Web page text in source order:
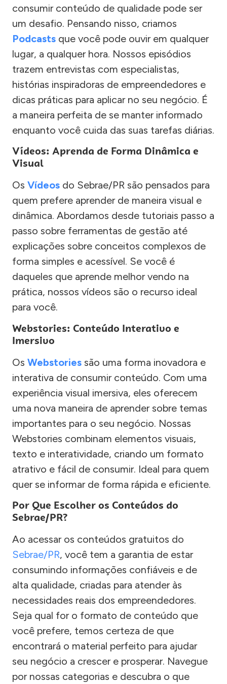
consumir conteúdo de qualidade pode ser
um desafio. Pensando nisso, criamos
Podcasts que você pode ouvir em qualquer
lugar, a qualquer hora. Nossos episódios
trazem entrevistas com especialistas,
histórias inspiradoras de empreendedores e
dicas práticas para aplicar no seu negócio. É
a maneira perfeita de se manter informado
enquanto você cuida das suas tarefas diárias.
Vídeos: Aprenda de Forma Dinâmica e
Visual
Os Vídeos do Sebrae/PR são pensados para
quem prefere aprender de maneira visual e
dinâmica. Abordamos desde tutoriais passo a
passo sobre ferramentas de gestão até
explicações sobre conceitos complexos de
forma simples e acessível. Se você é
daqueles que aprende melhor vendo na
prática, nossos vídeos são o recurso ideal
para você.
Webstories: Conteúdo Interativo e
Imersivo
Os Webstories são uma forma inovadora e
interativa de consumir conteúdo. Com uma
experiência visual imersiva, eles oferecem
uma nova maneira de aprender sobre temas
importantes para o seu negócio. Nossas
Webstories combinam elementos visuais,
texto e interatividade, criando um formato
atrativo e fácil de consumir. Ideal para quem
quer se informar de forma rápida e eficiente.
Por Que Escolher os Conteúdos do
Sebrae/PR?
Ao acessar os conteúdos gratuitos do
Sebrae/PR, você tem a garantia de estar
consumindo informações confiáveis e de
alta qualidade, criadas para atender às
necessidades reais dos empreendedores.
Seja qual for o formato de conteúdo que
você prefere, temos certeza de que
encontrará o material perfeito para ajudar
seu negócio a crescer e prosperar. Navegue
por nossas categorias e descubra o que